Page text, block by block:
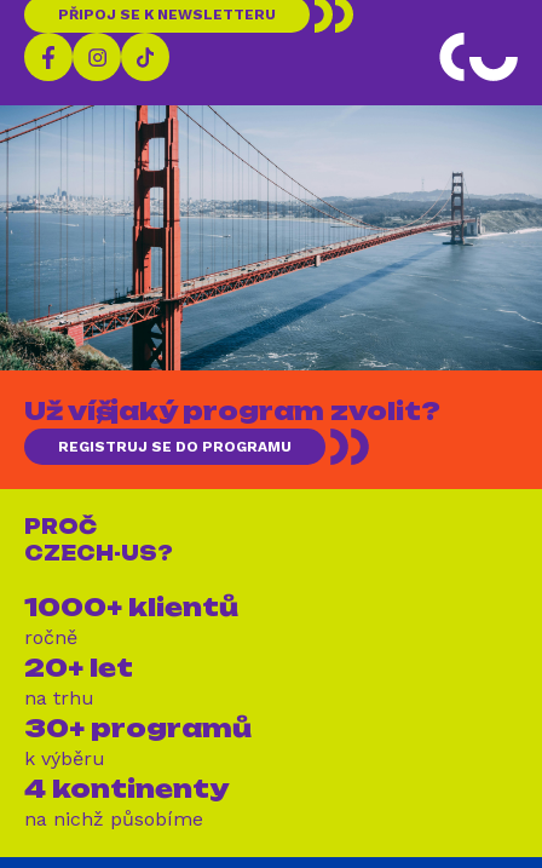
PŘIPOJ SE K NEWSLETTERU
Už víš, jaký program zvolit?
REGISTRUJ SE DO PROGRAMU
PROČ
CZECH-US?
1000+ klientů
ročně
20+ let
na trhu
30+ programů
k výběru
4 kontinenty
na nichž působíme